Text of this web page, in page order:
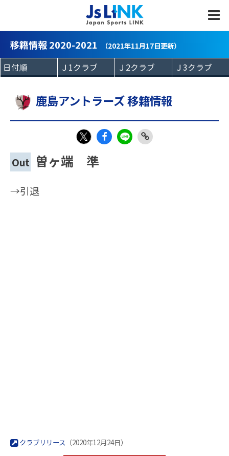
移籍情報 2020-2021 （2021年11月17日更新）
鹿島アントラーズ 移籍情報
Out 曽ヶ端 準
→引退
クラブリリース （2020年12月24日）